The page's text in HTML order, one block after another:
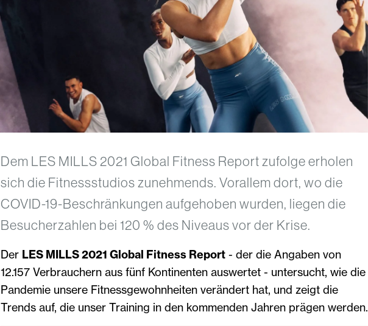
Dem LES MILLS 2021 Global Fitness Report zufolge erholen
sich die Fitnessstudios zunehmends. Vorallem dort, wo die
COVID-19-Beschränkungen aufgehoben wurden, liegen die
Besucherzahlen bei 120 % des Niveaus vor der Krise.
Der LES MILLS 2021 Global Fitness Report- der die Angaben von
12.157 Verbrauchern aus fünf Kontinenten auswertet - untersucht, wie die
Pandemie unsere Fitnessgewohnheiten verändert hat, und zeigt die
Trends auf, die unser Training in den kommenden Jahren prägen werden.